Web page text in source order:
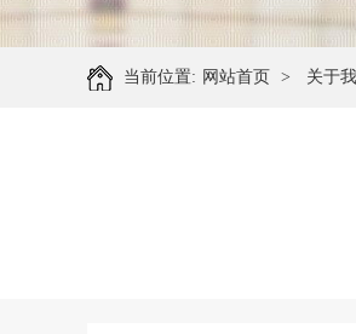
当前位置: 网站首页 > 关于